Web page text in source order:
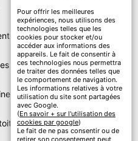
de toiture Yvelines
Yvelines
Pour offrir les meilleures
expériences, nous utilisons des
technologies telles que les
cookies pour stocker et/ou
accéder aux informations des
appareils. Le fait de consentir à
ces technologies nous permettra
de traiter des données telles que
le comportement de navigation.
Les informations relatives à votre
utilisation du site sont partagées
avec Google.
(En savoir + sur l'utilisation des
cookies par google)
Le fait de ne pas consentir ou de
retirer son consentement peut